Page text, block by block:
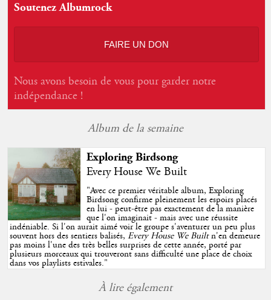
Soutenez Albumrock
FAIRE UN DON
Nous avons besoin de vous pour garder notre
indépendance !
Album de la semaine
Exploring Birdsong
Every House We Built
"Avec ce premier véritable album, Exploring
Birdsong confirme pleinement les espoirs placés
en lui - peut-être pas exactement de la manière
que l'on imaginait - mais avec une réussite
indéniable. Si l'on aurait aimé voir le groupe s'aventurer un peu plus
souvent hors des sentiers balisés,Every House We Builtn'en demeure
pas moins l'une des très belles surprises de cette année, porté par
plusieurs morceaux qui trouveront sans difficulté une place de choix
dans vos playlists estivales."
À lire également